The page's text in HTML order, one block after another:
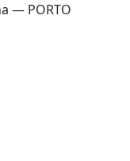
— PORTO